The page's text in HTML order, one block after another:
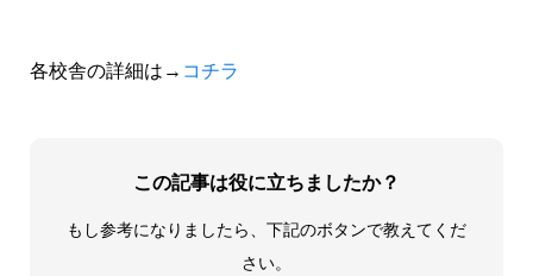
各校舎の詳細は→ コチラ
この記事は役に立ちましたか？
もし参考になりましたら、下記のボタンで教えてくだ
さい。